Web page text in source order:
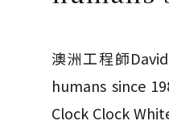
澳洲工程師
humans since
Clock Clock